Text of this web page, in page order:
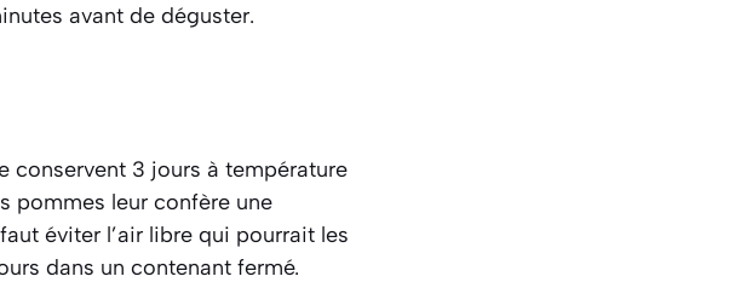
avant de déguster.
conservent 3 jours à température
pommes leur confère une
éviter l’air libre qui pourrait les
dans un contenant fermé.